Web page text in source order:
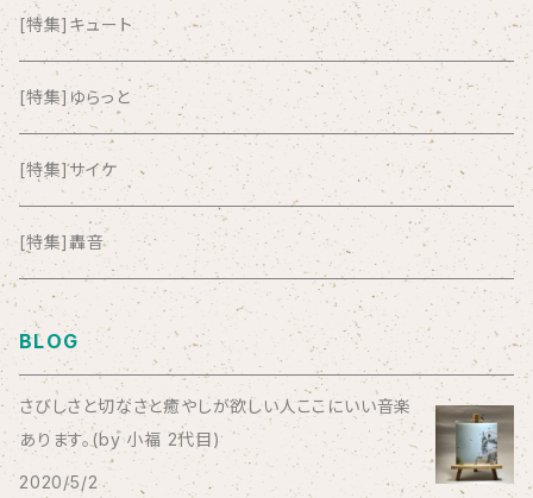
Amsterdamned
ANYO
And Summer Club
anticlockwise
Aysula
Bad Operation
Bagus!
[特集]キュート
[特集]ゆらっと
[特集]サイケ
[特集]轟音
BLOG
さびしさと切なさと癒やしが欲しい人ここにいい音楽
あります。(by 小福 2代目)
2020/5/2